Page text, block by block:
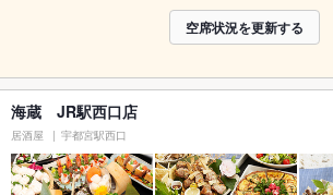
空席状況を更新する
海蔵 JR駅西口店
居酒屋 宇都宮駅西口